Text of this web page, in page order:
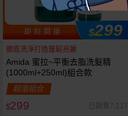
即 刻 開 搶 $299
徹底洗淨打造蓬鬆亮麗
Amida 蜜拉~平衡去脂洗髮精
(1000ml+250ml)組合款
超值組合
$299 已銷售7,117